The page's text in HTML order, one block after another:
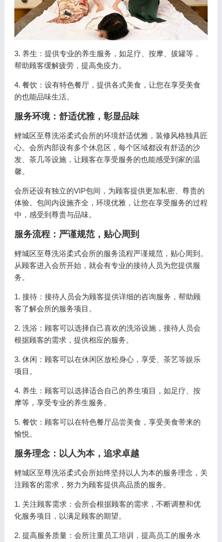
3. 养生：提供专业的养生服务，如足疗、按摩、拔罐等，
帮助顾客缓解疲劳，提高免疫力。
4. 餐饮：设有特色餐厅，提供各式美食，让您在享受美食
的也能品味生活。
服务环境：舒适优雅，彰显品味
鲤城区至尊洗浴柔式会所的环境舒适优雅，装修风格独具匠
心。会所内部设有多个休息区，每个区域都设有舒适的沙
发、茶几等设施，让顾客在享受服务的也能感受到家的温
馨。
会所还设有独立的VIP包间，为顾客提供更加私密、尊贵的
体验。包间内设施齐全，环境优雅，让您在享受服务的过程
中，感受到尊贵与品味。
服务流程：严谨规范，贴心周到
鲤城区至尊洗浴柔式会所的服务流程严谨规范，贴心周到。
从顾客进入会所开始，就会有专业的接待人员为您提供服
务。
1. 接待：接待人员会为顾客提供详细的咨询服务，帮助顾
客了解会所的服务项目。
2. 洗浴：顾客可以选择自己喜欢的洗浴设施，接待人员会
根据顾客的需求，提供相应的服务。
3. 休闲：顾客可以在休闲区放松身心，享受、茶艺等娱乐
项目。
4. 养生：顾客可以选择适合自己的养生项目，如足疗、按
摩等，享受专业的养生服务。
5. 餐饮：顾客可以在特色餐厅品尝美食，享受美食带来的
愉悦。
服务理念：以人为本，追求卓越
鲤城区至尊洗浴柔式会所始终坚持以人为本的服务理念，关
注顾客的需求，努力为顾客提供高品质的服务。
1. 关注顾客需求：会所会根据顾客的需求，不断调整和优
化服务项目，以满足顾客的期望。
2. 提高服务质量：会所注重员工培训，提高员工的服务水